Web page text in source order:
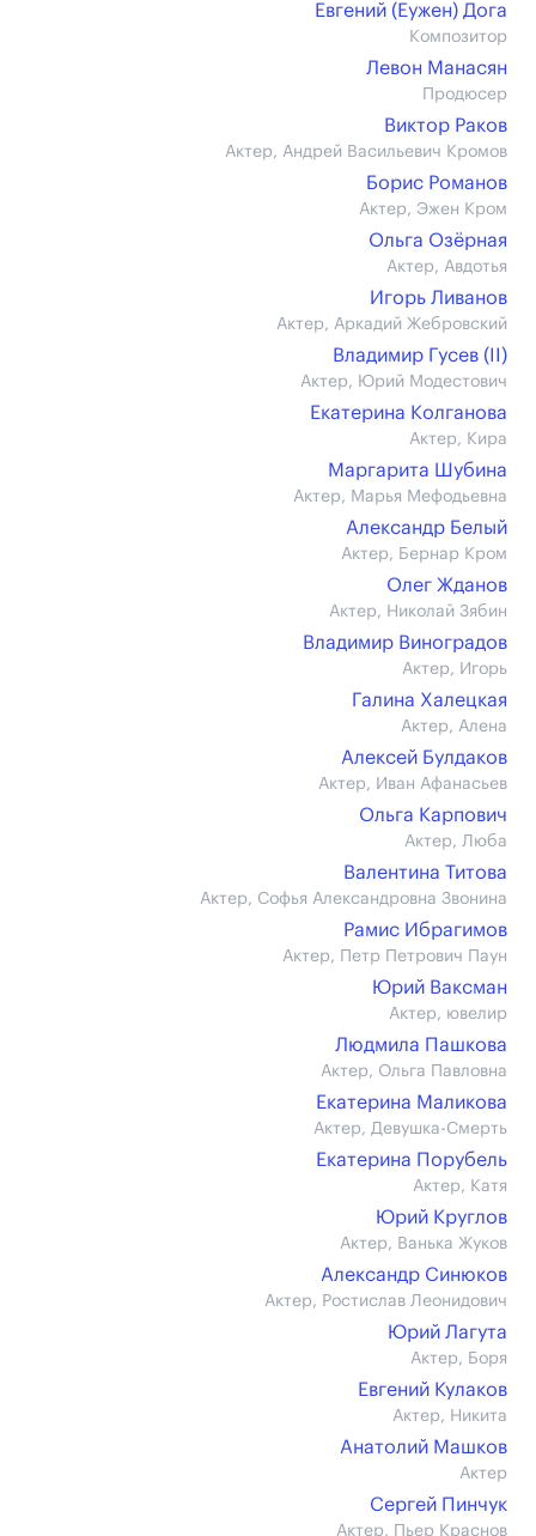
Евгений (Еужен) Дога
Композитор
Левон Манасян
Продюсер
Виктор Раков
Актер, Андрей Васильевич Кромов
Борис Романов
Актер, Эжен Кром
Ольга Озёрная
Актер, Авдотья
Игорь Ливанов
Актер, Аркадий Жебровский
Владимир Гусев (II)
Актер, Юрий Модестович
Екатерина Колганова
Актер, Кира
Маргарита Шубина
Актер, Марья Мефодьевна
Александр Белый
Актер, Бернар Кром
Олег Жданов
Актер, Николай Зябин
Владимир Виноградов
Актер, Игорь
Галина Халецкая
Актер, Алена
Алексей Булдаков
Актер, Иван Афанасьев
Ольга Карпович
Актер, Люба
Валентина Титова
Актер, Софья Александровна Звонина
Рамис Ибрагимов
Актер, Петр Петрович Паун
Юрий Ваксман
Актер, ювелир
Людмила Пашкова
Актер, Ольга Павловна
Екатерина Маликова
Актер, Девушка-Смерть
Екатерина Порубель
Актер, Катя
Юрий Круглов
Актер, Ванька Жуков
Александр Синюков
Актер, Ростислав Леонидович
Юрий Лагута
Актер, Боря
Евгений Кулаков
Актер, Никита
Анатолий Машков
Актер
Сергей Пинчук
Актер, Пьер Краснов